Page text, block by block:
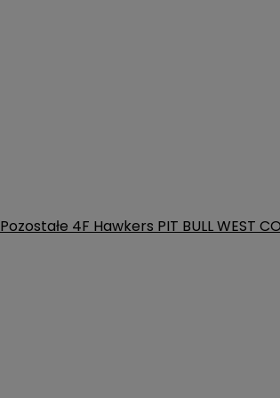
Pozostałe 4F Hawkers PIT BULL WEST